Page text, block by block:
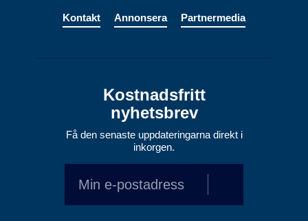
Kontakt Annonsera Partnermedia
Kostnadsfritt
nyhetsbrev
Få den senaste uppdateringarna direkt i
inkorgen.